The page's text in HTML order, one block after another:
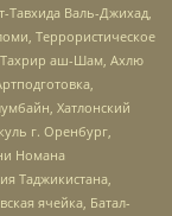
Тавхида Валь-Джихад,
Террористическое
Тахрир аш-Шам, Ахлю
Хатлонский
г. Оренбург,
Номана
Таджикистана,
ячейка, Батал-